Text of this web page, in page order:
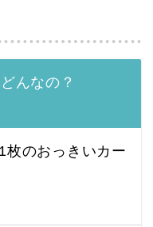
んなの？
枚のおっきいカー